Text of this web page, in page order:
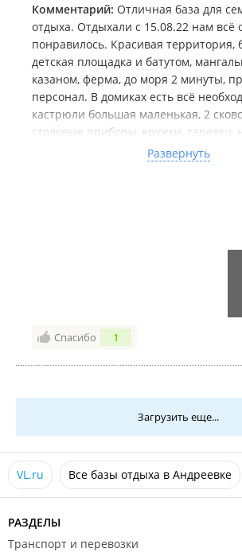
Комментарий: Отличная база для
отдыха. Отдыхали с 15.08.22 нам всё
понравилось. Красивая территория,
детская площадка и батутом,
казаном, ферма, до моря 2 минуты,
персонал. В домиках есть всё
кастрюли большая маленькая, 2
столовые приборы, кружки, тарелки,
лопатка, тазик ( но лучше взять ещё
нам не понравилось это ужасные,
Развернуть
Спасибо 1
Загрузить еще...
VL.ru Все базы отдыха в Андреевке
РАЗДЕЛЫ
Транспорт и перевозки